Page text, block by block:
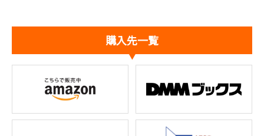
購入先一覧